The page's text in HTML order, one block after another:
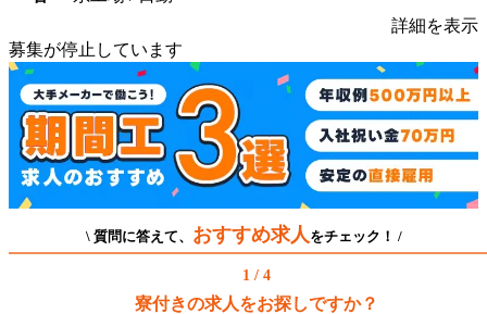
詳細を表示
募集が停止しています
\ 質問に答えて、 おすすめ求人 をチェック！ /
1 / 4
寮付きの求人をお探しですか？